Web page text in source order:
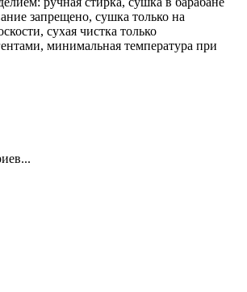
запрещено, сушка только на
сухая чистка только
минимальная температура при